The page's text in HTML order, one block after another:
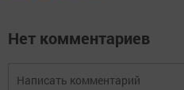
Нет комментариев